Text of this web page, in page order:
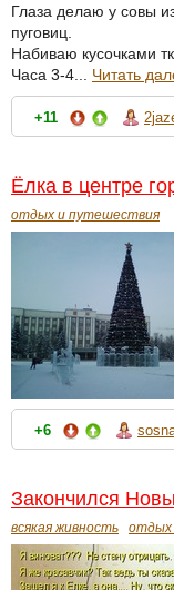
Глаза делаю у совы
пуговиц.
Набиваю кусочками
Часа 3-4... Читать
+11
Ёлка в центре
отдых и путешествия
+6
Закончился
всякая живность отдых